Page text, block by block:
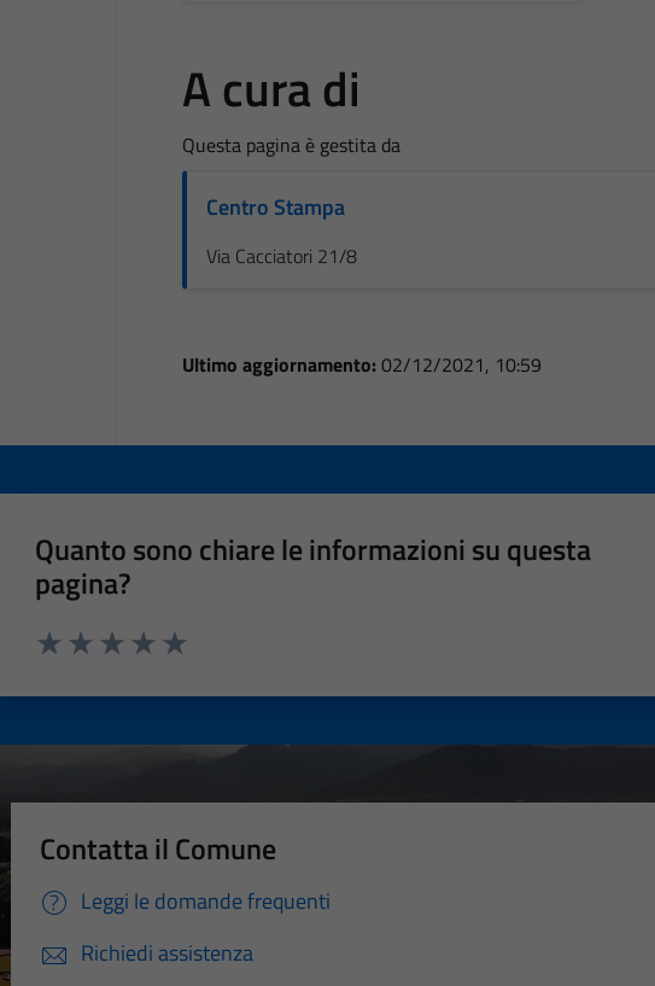
A cura di
Questa pagina è gestita da
Centro Stampa
Via Cacciatori 21/8
Ultimo aggiornamento: 02/12/2021, 10:59
Quanto sono chiare le informazioni su questa
pagina?
Contatta il Comune
Leggi le domande frequenti
Richiedi assistenza